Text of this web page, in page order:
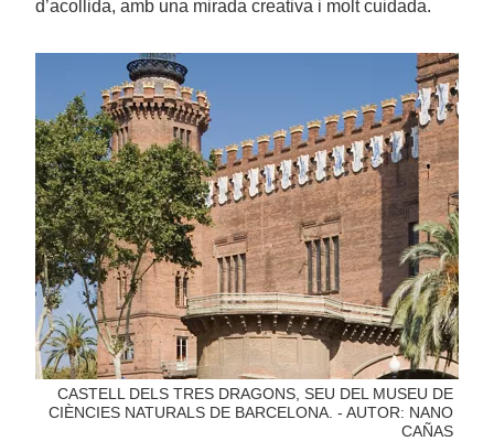
d’acollida, amb una mirada creativa i molt cuidada.
CASTELL DELS TRES DRAGONS, SEU DEL MUSEU DE
CIÈNCIES NATURALS DE BARCELONA. - AUTOR: NANO
CAÑAS